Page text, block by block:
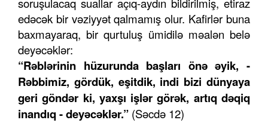
soruşulacaq suallar açıq-aydın bildirilmiş, etiraz
edəcək bir vəziyyət qalmamış olur. Kafirlər buna
baxmayaraq, bir qurtuluş ümidilə məalən belə
deyəcəklər:
“Rəblərinin hüzurunda başları önə əyik, -
Rəbbimiz, gördük, eşitdik, indi bizi dünyaya
geri göndər ki, yaxşı işlər görək, artıq dəqiq
inandıq - deyəcəklər.” (Səcdə 12)